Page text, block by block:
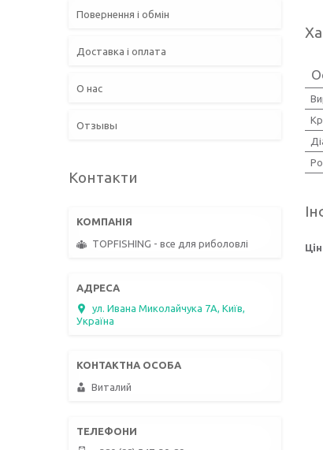
Повернення і обмін
Доставка і оплата
О нас
Отзывы
Контакти
TOPFISHING - все для риболовлі
ул. Ивана Миколайчука 7А, Київ,
Україна
Виталий